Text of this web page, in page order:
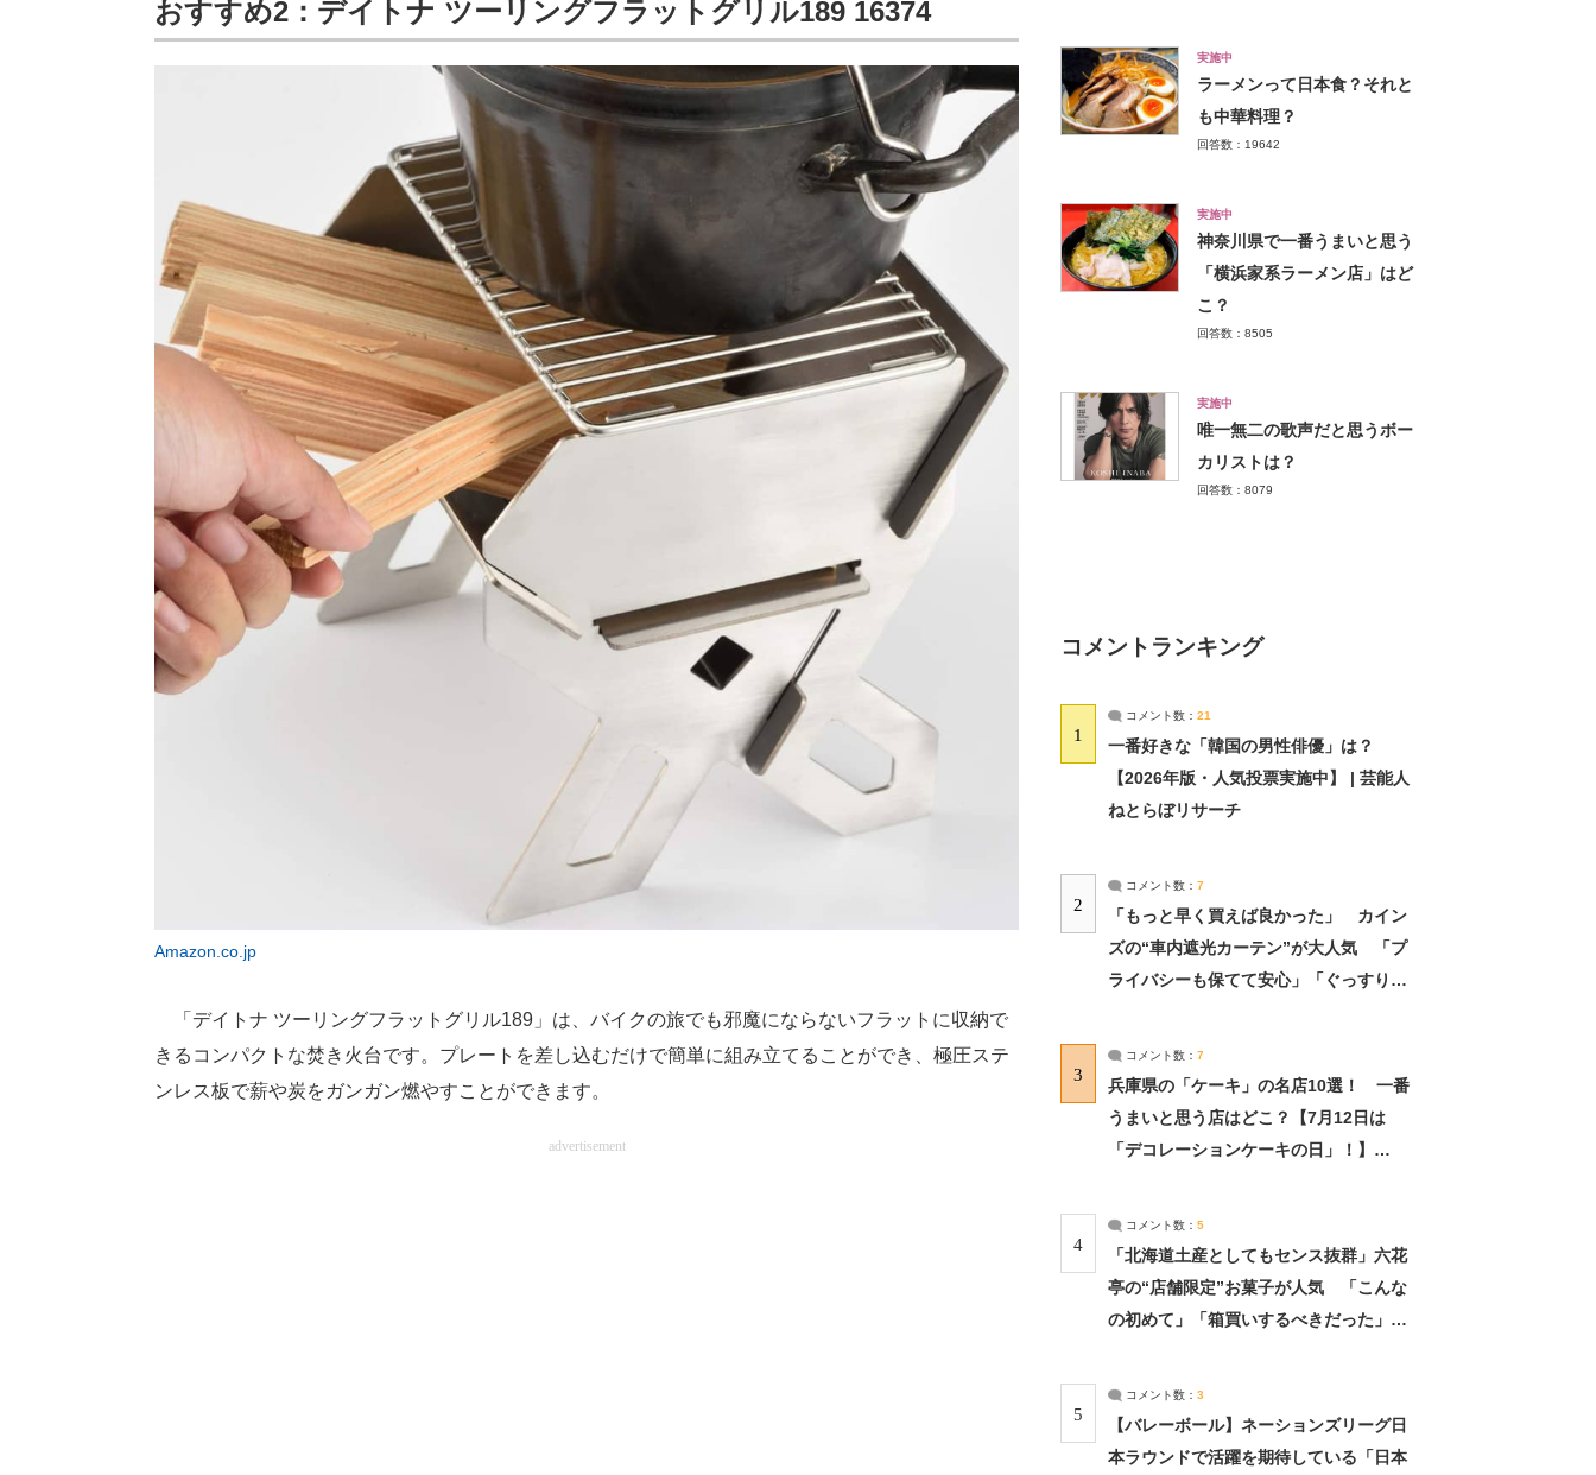
おすすめ2：デイトナ ツーリングフラットグリル189 16374
Amazon.co.jp
「デイトナ ツーリングフラットグリル189」は、バイクの旅でも邪魔にならないフラットに収納で
きるコンパクトな焚き火台です。プレートを差し込むだけで簡単に組み立てることができ、極圧ステ
ンレス板で薪や炭をガンガン燃やすことができます。
advertisement
実施中
ラーメンって日本食？それと
も中華料理？
回答数：19642
実施中
神奈川県で一番うまいと思う
「横浜家系ラーメン店」はど
こ？
回答数：8505
実施中
唯一無二の歌声だと思うボー
カリストは？
回答数：8079
コメントランキング
1
コメント数： 21
一番好きな「韓国の男性俳優」は？
【2026年版・人気投票実施中】 | 芸能人
ねとらぼリサーチ
2
コメント数： 7
「もっと早く買えば良かった」 カイン
ズの“車内遮光カーテン”が大人気 「プ
ライバシーも保てて安心」「ぐっすり眠
3
コメント数： 7
兵庫県の「ケーキ」の名店10選！ 一番
うまいと思う店はどこ？【7月12日は
「デコレーションケーキの日」！】
4
コメント数： 5
「北海道土産としてもセンス抜群」六花
亭の“店舗限定”お菓子が人気 「こんな
の初めて」「箱買いするべきだった」
5
コメント数： 3
【バレーボール】ネーションズリーグ日
本ラウンドで活躍を期待している「日本